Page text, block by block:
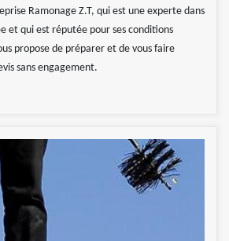
Ramonage Z.T, qui est une experte dans
et qui est réputée pour ses conditions
propose de préparer et de vous faire
sans engagement.